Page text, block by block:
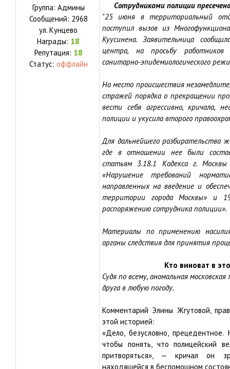
Группа: Админы
Сообщений: 2968
ул. Кунцево
Награды: 18
Репутация: 18
Статус: оффлайн
Сотрудниками полиции
"25 июня в территориальный
поступил вызов из
Куусинена. Заявительница
центра, на просьбу
санитарно-эпидемиологического
На место происшествия
стражей порядка о прекращении
вести себя агрессивно, кричала,
полиции и укусила второго
Для дальнейшего разбирательства
где в отношении нее были
статьям 3.18.1 Кодекса г.
«Нарушение требований
направленных на введение и
территории города Москвы» и
распоряжению сотрудника полиции».
Материалы по применению
органы следствия для принятия
Кто виноват в
Судя по всему, аномальная
друга в любую погоду.
Комментарий Элины Жгутовой,
этой историей:
«Дело, безусловно,
чтобы понять, что полицейский
притворяться», — кричал он
находящейся в беспомощном